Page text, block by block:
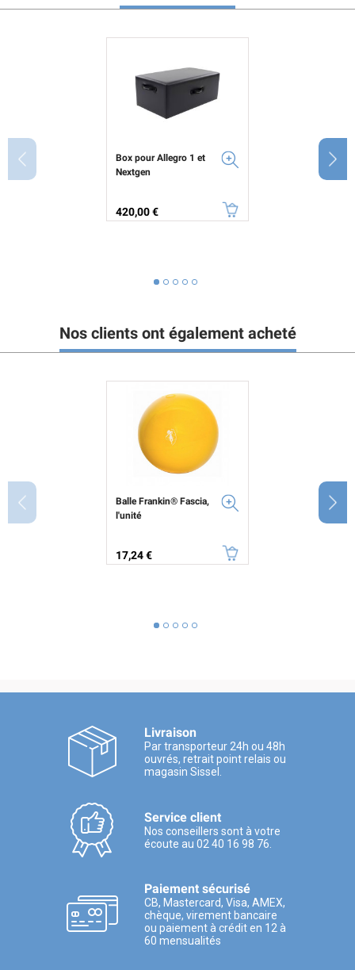
Box pour Allegro 1 et
Nextgen
Prix
420,00 €
Nos clients ont également acheté
Balle Frankin® Fascia,
l'unité
Prix
17,24 €
Livraison
Par transporteur 24h ou 48h
ouvrés, retrait point relais ou
magasin Sissel.
Service client
Nos conseillers sont à votre
écoute au 02 40 16 98 76.
Paiement sécurisé
CB, Mastercard, Visa, AMEX,
chèque, virement bancaire
ou paiement à crédit en 12 à
60 mensualités